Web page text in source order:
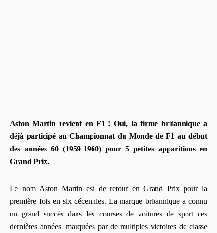
Aston Martin revient en F1 ! Oui, la firme britannique a
déjà participé au Championnat du Monde de F1 au début
des années 60 (1959-1960) pour 5 petites apparitions en
Grand Prix.
Le nom Aston Martin est de retour en Grand Prix pour la
première fois en six décennies. La marque britannique a connu
un grand succès dans les courses de voitures de sport ces
dernières années, marquées par de multiples victoires de classe